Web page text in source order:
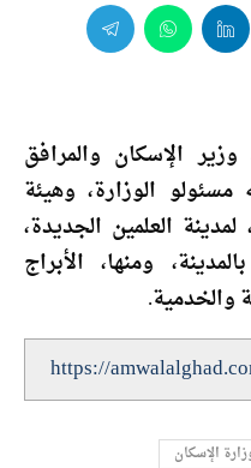
الإسكان والمرافق
مسئولو الوزارة، وهيئة
العلمين الجديدة،
ومنها، الأبراج
والخدمية.
https://
الإسكان